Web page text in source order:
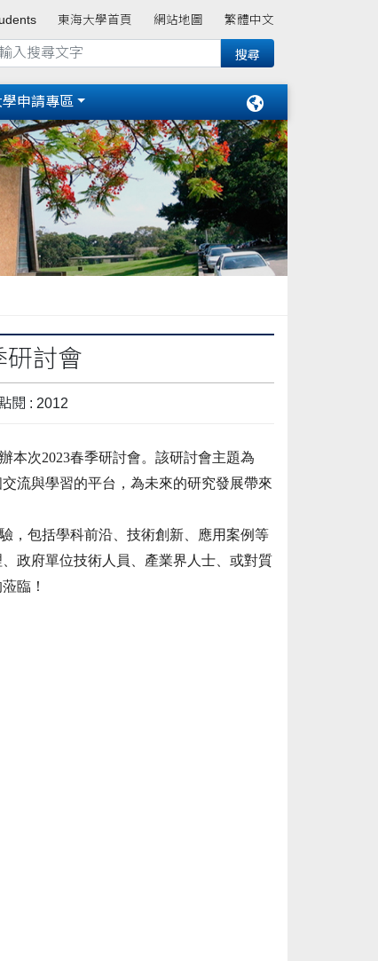
東海大學首頁 網站地圖 繁體中文
申請專區
研討會
閱 : 2012
本次2023春季研討會。該研討會主題為
流與學習的平台，為未來的研究發展帶來
，包括學科前沿、技術創新、應用案例等
政府單位技術人員、產業界人士、或對質
臨！